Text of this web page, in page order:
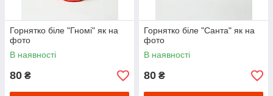
Горнятко біле "Гномі" як на
фото
В наявності
80 ₴
Горнятко біле "Санта" як на
фото
В наявності
80 ₴